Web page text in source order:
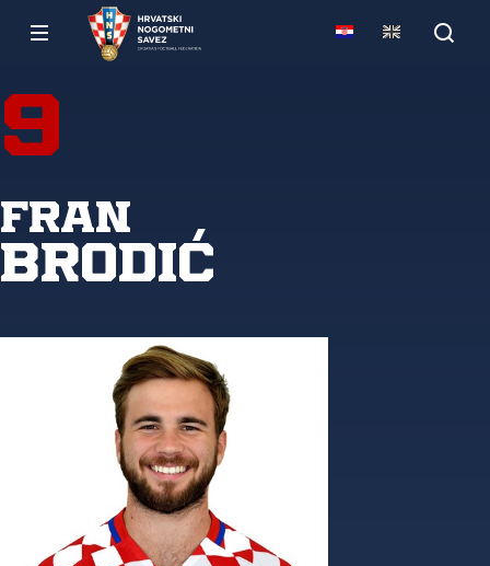
9
Fran
Brodić